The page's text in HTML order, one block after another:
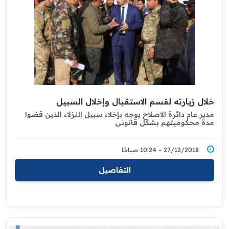
خلال زيارته لقسم الاستقبال وإخلال السبيل
مدير عام دائرة الاصلاح يوجه بإخلاء سبيل النزلاء الذين قضوا
مدة محكوميتهم بشكل قانوني
27/12/2018 - 10:24 صباحًا
التفاصيل